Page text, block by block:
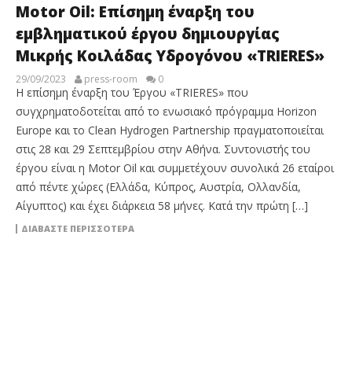
Motor Oil: Επίσημη έναρξη του
εμβληματικού έργου δημιουργίας
Μικρής Κοιλάδας Υδρογόνου «TRIERES»
29/09/2023 press-room 0
Η επίσημη έναρξη του Έργου «TRIERES» που
συγχρηματοδοτείται από το ενωσιακό πρόγραμμα Horizon
Europe και το Clean Hydrogen Partnership πραγματοποιείται
στις 28 και 29 Σεπτεμβρίου στην Αθήνα. Συντονιστής του
έργου είναι η Motor Oil και συμμετέχουν συνολικά 26 εταίροι
από πέντε χώρες (Ελλάδα, Κύπρος, Αυστρία, Ολλανδία,
Αίγυπτος) και έχει διάρκεια 58 μήνες. Κατά την πρώτη […]
ΔΙΑΒΆΣΤΕ ΠΕΡΙΣΣΌΤΕΡΑ